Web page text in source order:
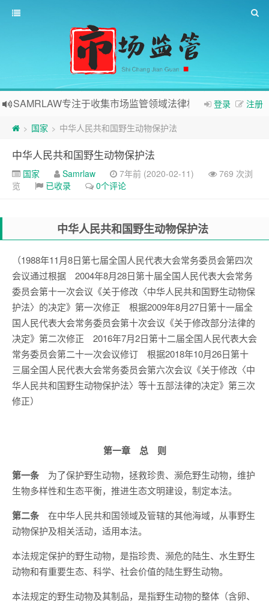
登录 注册
SAMRLAW专注于收集市场监管领域法律相关内容
> 国家 > 中华人民共和国野生动物保护法
中华人民共和国野生动物保护法
国家 Samrlaw 7年前 (2020-02-11)
769 次浏
览
已收录 0个评论
中华人民共和国野生动物保护法
（1988年11月8日第七届全国人民代表大会常务委员会第四次
会议通过根据 2004年8月28日第十届全国人民代表大会常务
委员会第十一次会议《关于修改〈中华人民共和国野生动物保
护法〉的决定》第一次修正 根据2009年8月27日第十一届全
国人民代表大会常务委员会第十次会议《关于修改部分法律的
决定》第二次修正 2016年7月2日第十二届全国人民代表大会
常务委员会第二十一次会议修订 根据2018年10月26日第十
三届全国人民代表大会常务委员会第六次会议《关于修改〈中
华人民共和国野生动物保护法〉等十五部法律的决定》第三次
修正）
第一章 总 则
第一条 为了保护野生动物，拯救珍贵、濒危野生动物，维护
生物多样性和生态平衡，推进生态文明建设，制定本法。
第二条 在中华人民共和国领域及管辖的其他海域，从事野生
动物保护及相关活动，适用本法。
本法规定保护的野生动物，是指珍贵、濒危的陆生、水生野生
动物和有重要生态、科学、社会价值的陆生野生动物。
本法规定的野生动物及其制品，是指野生动物的整体（含卵、